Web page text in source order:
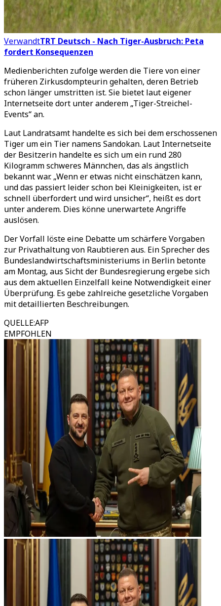
VerwandtTRT Deutsch - Nach Tiger-Ausbruch: Peta
fordert Konsequenzen
Medienberichten zufolge werden die Tiere von einer
früheren Zirkusdompteurin gehalten, deren Betrieb
schon länger umstritten ist. Sie bietet laut eigener
Internetseite dort unter anderem „Tiger-Streichel-
Events“ an.
Laut Landratsamt handelte es sich bei dem erschossenen
Tiger um ein Tier namens Sandokan. Laut Internetseite
der Besitzerin handelte es sich um ein rund 280
Kilogramm schweres Männchen, das als ängstlich
bekannt war. „Wenn er etwas nicht einschätzen kann,
und das passiert leider schon bei Kleinigkeiten, ist er
schnell überfordert und wird unsicher“, heißt es dort
unter anderem. Dies könne unerwartete Angriffe
auslösen.
Der Vorfall löste eine Debatte um schärfere Vorgaben
zur Privathaltung von Raubtieren aus. Ein Sprecher des
Bundeslandwirtschaftsministeriums in Berlin betonte
am Montag, aus Sicht der Bundesregierung ergebe sich
aus dem aktuellen Einzelfall keine Notwendigkeit einer
Überprüfung. Es gebe zahlreiche gesetzliche Vorgaben
mit detaillierten Beschreibungen.
QUELLE:AFP
EMPFOHLEN